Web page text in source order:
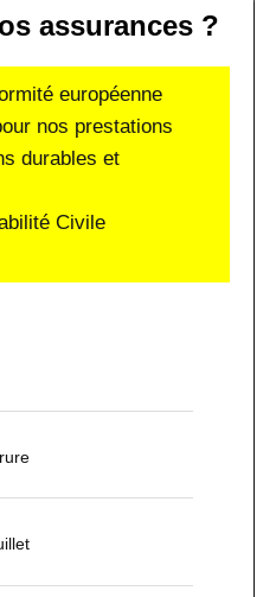
assurances ?
européenne
nos prestations
durables et
Civile